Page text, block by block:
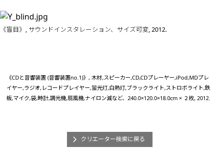
《盲目》, サウンドインスタレーション、サイズ可変, 2012.
《CDと音響装置 (音響装置no.1)》, 木材,スピーカー,CD,CDプレーヤー,iPod,MDプレ
イヤー,ラジオ,レコードプレイヤー,蛍光灯,白熱灯,ブラックライト,ストロボライト,鉄
板,マイク,袋,時計,調光機,扇風機,ナイロン減など、240.0×120.0×18.0cm × ２枚, 2012.
クリエーター検索に戻る